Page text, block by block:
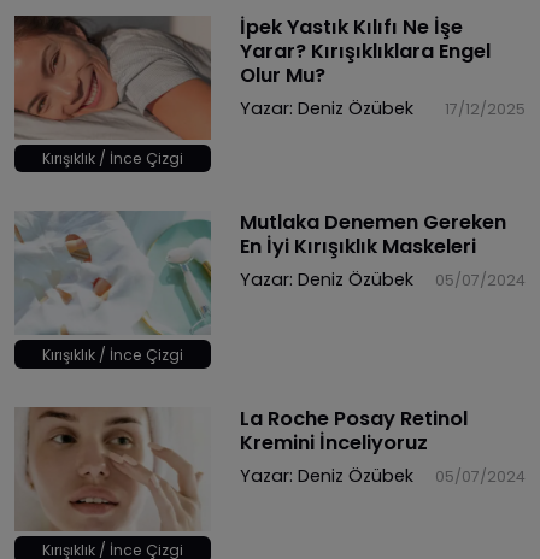
Kırışıklık / İnce Çizgi
İpek Yastık Kılıfı Ne İşe
Yarar? Kırışıklıklara Engel
Olur Mu?
Yazar: Deniz Özübek 17/12/2025
Kırışıklık / İnce Çizgi
Mutlaka Denemen Gereken
En İyi Kırışıklık Maskeleri
Yazar: Deniz Özübek 05/07/2024
Kırışıklık / İnce Çizgi
La Roche Posay Retinol
Kremini İnceliyoruz
Yazar: Deniz Özübek 05/07/2024